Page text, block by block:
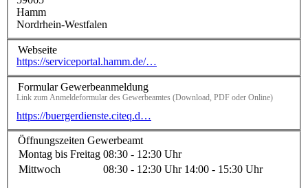
Hamm
Nordrhein-Westfalen
Webseite
https://serviceportal.hamm.de/…
Formular Gewerbeanmeldung
Link zum Anmeldeformular des Gewerbeamtes (Download, PDF oder Online)
https://buergerdienste.citeq.d…
Öffnungszeiten Gewerbeamt
Montag bis Freitag 08:30 - 12:30 Uhr
Mittwoch
08:30 - 12:30 Uhr 14:00 - 15:30 Uhr